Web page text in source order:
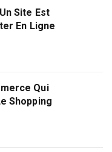
Site Est
En Ligne
Qui
Shopping